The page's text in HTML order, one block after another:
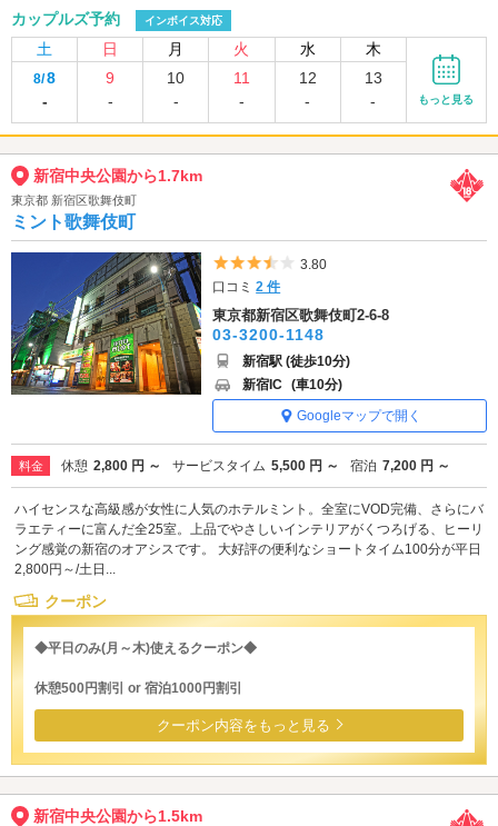
カップルズ予約 インボイス対応
土 日 月 火 水 木
8/8
-
9
-
10
-
11
-
12
-
13
-
もっと見る
新宿中央公園から1.7km
東京都 新宿区歌舞伎町
ミント歌舞伎町
5つ星のうち3.5
3.80
口コミ2 件
東京都新宿区歌舞伎町2-6-8
03-3200-1148
新宿駅 (徒歩10分)
新宿IC (車10分)
Googleマップで開く
料金 休憩 2,800 円 ～ サービスタイム 5,500 円 ～ 宿泊 7,200 円 ～
ハイセンスな高級感が女性に人気のホテルミント。全室にVOD完備、さらにバ
ラエティーに富んだ全25室。上品でやさしいインテリアがくつろげる、ヒーリ
ング感覚の新宿のオアシスです。 大好評の便利なショートタイム100分が平日
2,800円～/土日...
クーポン
◆平日のみ(月～木)使えるクーポン◆
休憩500円割引 or 宿泊1000円割引
クーポン内容をもっと見る
新宿中央公園から1.5km